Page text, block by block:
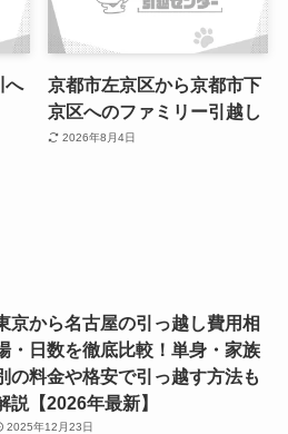
へ
京都市左京区から京都市下
京区へのファミリー引越し
2026年8月4日
京から名古屋の引っ越し費用相
・日数を徹底比較！単身・家族
の料金や格安で引っ越す方法も
説【2026年最新】
2025年12月23日